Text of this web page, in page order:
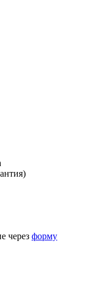
через форму